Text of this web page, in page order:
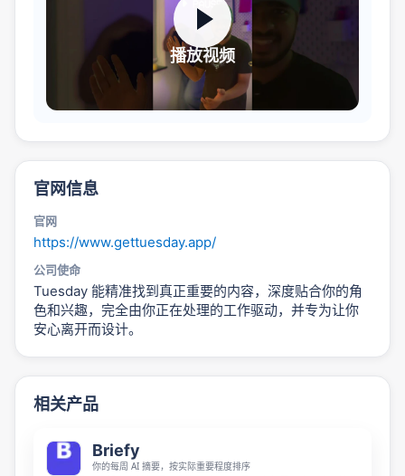
播放视频
官网信息
官网
https://www.gettuesday.app/
公司使命
Tuesday 能精准找到真正重要的内容，深度贴合你的角
色和兴趣，完全由你正在处理的工作驱动，并专为让你
安心离开而设计。
相关产品
Briefy
你的每周 AI 摘要，按实际重要程度排序